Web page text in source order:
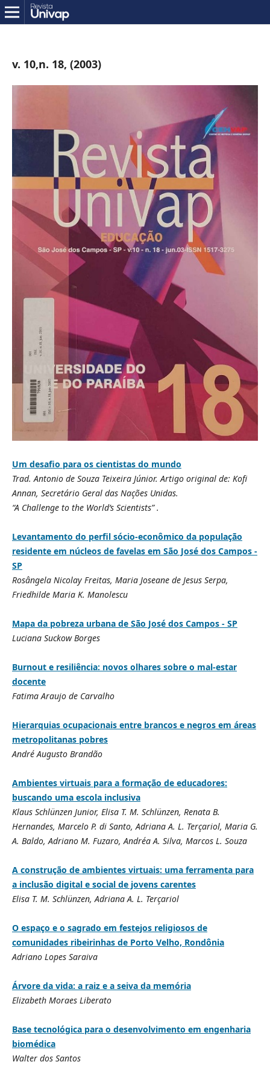
v. 10,n. 18, (2003)
Um desafio para os cientistas do mundo
Trad. Antonio de Souza Teixeira Júnior. Artigo original de: Kofi
Annan, Secretário Geral das Nações Unidas.
“A Challenge to the World’s Scientists” .
Levantamento do perfil sócio-econômico da população
residente em núcleos de favelas em São José dos Campos -
SP
Rosângela Nicolay Freitas, Maria Joseane de Jesus Serpa,
Friedhilde Maria K. Manolescu
Mapa da pobreza urbana de São José dos Campos - SP
Luciana Suckow Borges
Burnout e resiliência: novos olhares sobre o mal-estar
docente
Fatima Araujo de Carvalho
Hierarquias ocupacionais entre brancos e negros em áreas
metropolitanas pobres
André Augusto Brandão
Ambientes virtuais para a formação de educadores:
buscando uma escola inclusiva
Klaus Schlünzen Junior, Elisa T. M. Schlünzen, Renata B.
Hernandes, Marcelo P. di Santo, Adriana A. L. Terçariol, Maria G.
A. Baldo, Adriano M. Fuzaro, Andréa A. Silva, Marcos L. Souza
A construção de ambientes virtuais: uma ferramenta para
a inclusão digital e social de jovens carentes
Elisa T. M. Schlünzen, Adriana A. L. Terçariol
O espaço e o sagrado em festejos religiosos de
comunidades ribeirinhas de Porto Velho, Rondônia
Adriano Lopes Saraiva
Árvore da vida: a raiz e a seiva da memória
Elizabeth Moraes Liberato
Base tecnológica para o desenvolvimento em engenharia
biomédica
Walter dos Santos